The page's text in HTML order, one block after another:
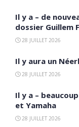
Il y a – de
dossier Guillem
28 JUILLET 2026
Il y aura un
28 JUILLET 2026
Il y a –
et Yamaha
28 JUILLET 2026